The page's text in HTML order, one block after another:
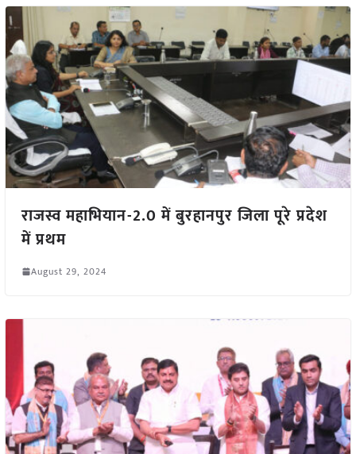
राजस्व महाभियान-2.0 में बुरहानपुर जिला पूरे प्रदेश
में प्रथम
August 29, 2024